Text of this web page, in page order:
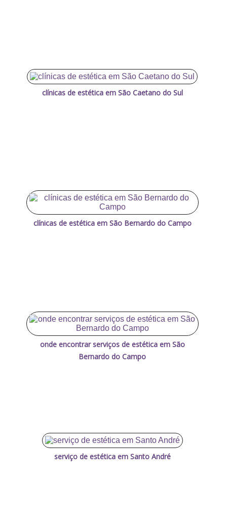
clínicas de estética em São Caetano do Sul
clínicas de estética em São Bernardo do Campo
onde encontrar serviços de estética em São
Bernardo do Campo
serviço de estética em Santo André